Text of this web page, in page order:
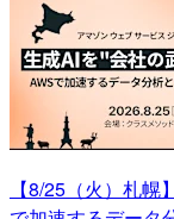
【8/25（火）札